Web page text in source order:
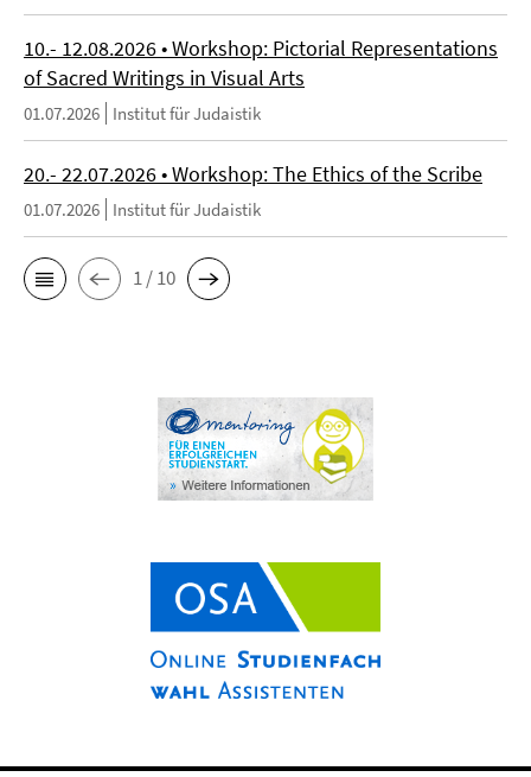
10.- 12.08.2026 • Workshop: Pictorial Representations
of Sacred Writings in Visual Arts
01.07.2026 Institut für Judaistik
20.- 22.07.2026 • Workshop: The Ethics of the Scribe
01.07.2026 Institut für Judaistik
1 / 10